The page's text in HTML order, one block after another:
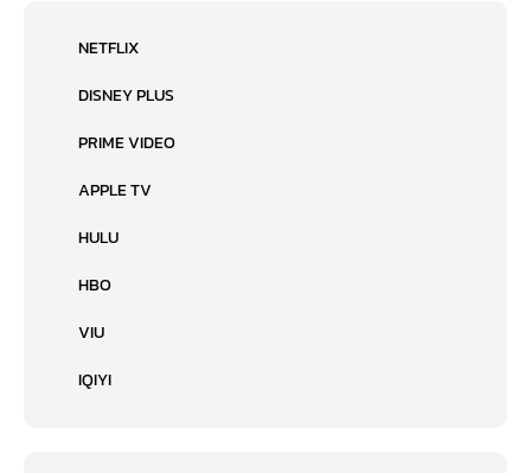
NETFLIX
DISNEY PLUS
PRIME VIDEO
APPLE TV
HULU
HBO
VIU
IQIYI